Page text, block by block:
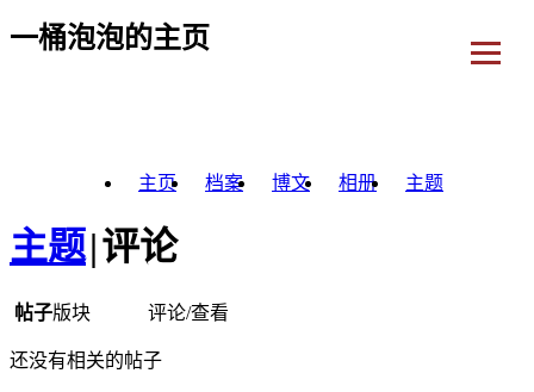
一桶泡泡的主页
主页 档案 博文 相册 主题
主题|评论
帖子版块 评论/查看
还没有相关的帖子